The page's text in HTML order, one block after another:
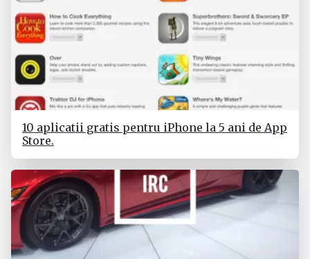
10 aplicatii gratis pentru iPhone la 5 ani de App
Store.